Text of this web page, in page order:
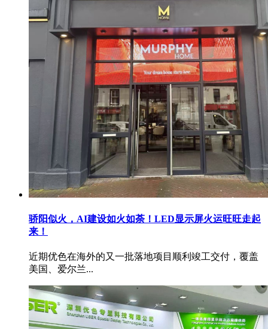
骄阳似火，AI建设如火如荼！LED显示屏火运旺旺走起
来！
近期优色在海外的又一批落地项目顺利竣工交付，覆盖
美国、爱尔兰...